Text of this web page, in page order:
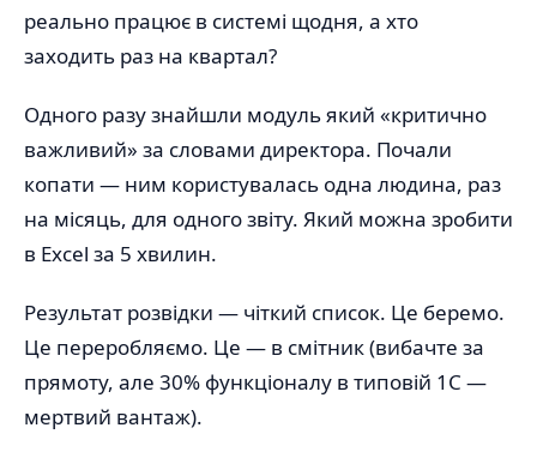
реально працює в системі щодня, а хто
заходить раз на квартал?
Одного разу знайшли модуль який «критично
важливий» за словами директора. Почали
копати — ним користувалась одна людина, раз
на місяць, для одного звіту. Який можна зробити
в Excel за 5 хвилин.
Результат розвідки — чіткий список. Це беремо.
Це переробляємо. Це — в смітник (вибачте за
прямоту, але 30% функціоналу в типовій 1С —
мертвий вантаж).